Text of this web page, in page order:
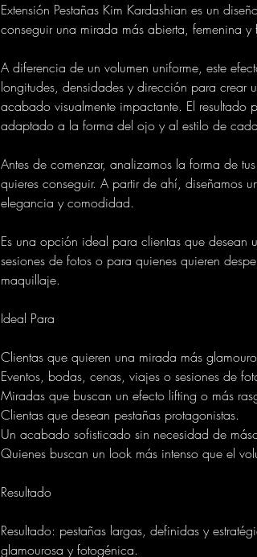
Extensión Pestañas Kim Kardashian es un
conseguir una mirada más abierta, femenina y
A diferencia de un volumen uniforme, este
longitudes, densidades y dirección para crear
acabado visualmente impactante. El resultado
adaptado a la forma del ojo y al estilo de
Antes de comenzar, analizamos la forma de
quieres conseguir. A partir de ahí, diseñamos
elegancia y comodidad.
Es una opción ideal para clientas que desean
sesiones de fotos o para quienes quieren
maquillaje.
Ideal Para
Clientas que quieren una mirada más
Eventos, bodas, cenas, viajes o sesiones de
Miradas que buscan un efecto lifting o más
Clientas que desean pestañas protagonistas.
Un acabado sofisticado sin necesidad de
Quienes buscan un look más intenso que el
Resultado
Resultado: pestañas largas, definidas y
glamourosa y fotogénica.